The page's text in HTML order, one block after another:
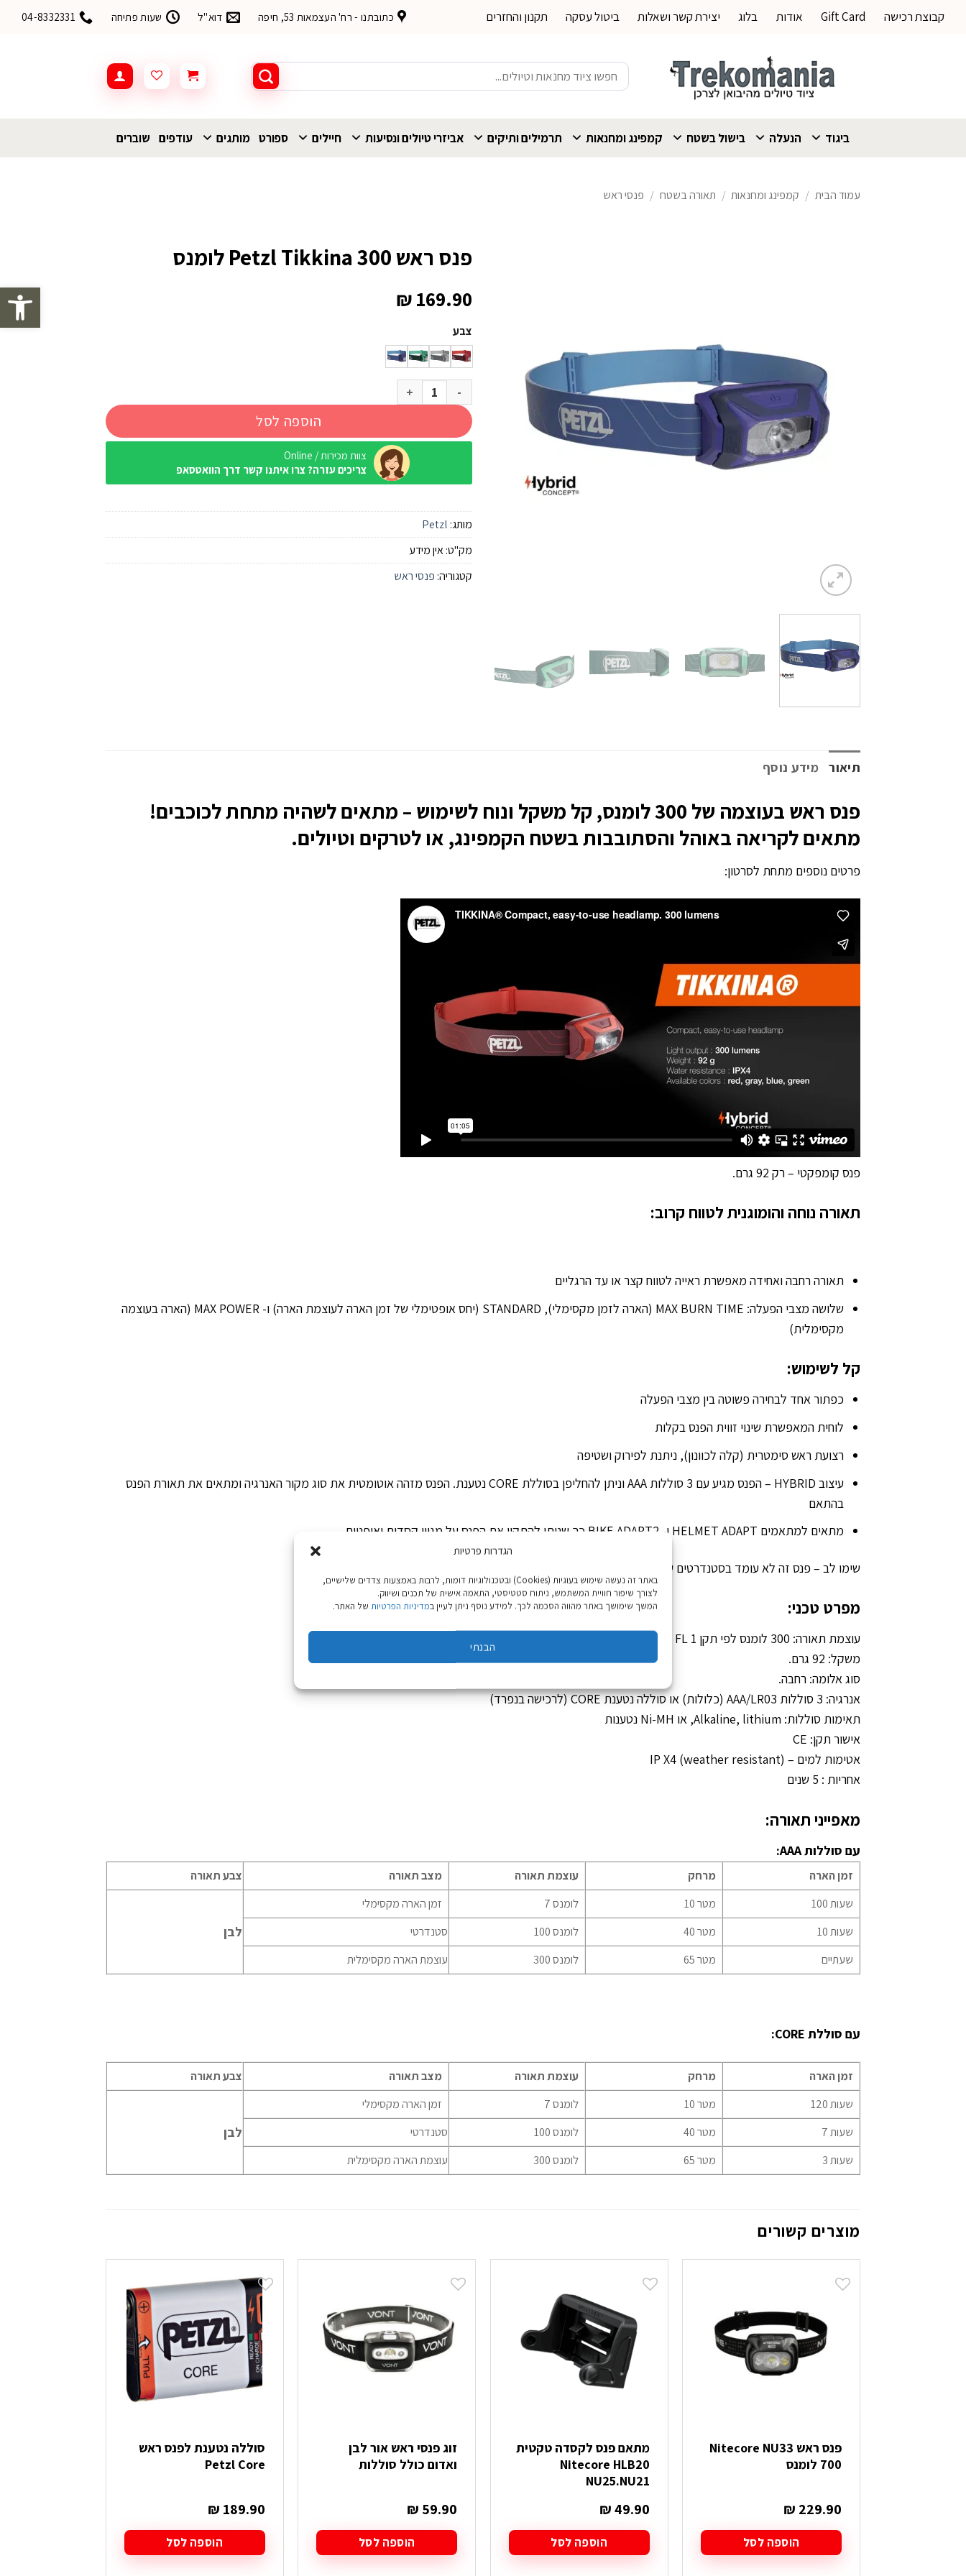
פתח
הגדרות פרטיות
באתר זה נעשה שימוש בעוגיות (Cookies) ובטכנולוגיות דומות, לרבות באמצעות צדדים שלישיים,
לצורך שיפור חוויית המשתמש, ניתוח סטטיסטי, התאמה אישית של תכנים ושיווק.
המשך שימושך באתר מהווה הסכמה לכך. למידע נוסף ניתן לעיין במדיניות הפרטיות של האתר.
הבנתי
קבוצת רכישה Gift Card אודות בלוג יצירת קשר ושאלות ביטול עסקה תקנון והחזרים כתובתנו - רח' העצמאות 53, חיפה דוא"ל שעות פתיחה 04-8332331
חיפוש
עבור:
ביגוד הנעלה בישול בשטח קמפינג ומחנאות תרמילים ותיקים אביזרי טיולים ונסיעות חיילים ספורט מותגים עודפים שוברים
עמוד הבית / קמפינג ומחנאות / תאורה בשטח / פנסי ראש
פנס ראש Petzl Tikkina 300 לומנס
₪169.90
צבע
כמות של פנס ראש Petzl Tikkina 300 לומנס
הוספה לסל
צוות מכירות / Online
צריכים עזרה? צרו איתנו קשר דרך הוואטסאפ
מותג: Petzl
מק"ט:אין מידע
קטגוריה: פנסי ראש
תיאור מידע נוסף
פנס ראש בעוצמה של 300 לומנס, קל משקל ונוח לשימוש – מתאים לשהיה מתחת לכוכבים!
מתאים לקריאה באוהל והסתובבות בשטח הקמפינג, או לטרקים וטיולים.
פרטים נוספים מתחת לסרטון:
פנס קומפקטי – רק 92 גרם.
תאורה נוחה והומוגנית לטווח קרוב:
תאורה רחבה ואחידה מאפשרת ראייה לטווח קצר או עד הרגליים
שלושה מצבי הפעלה: MAX BURN TIME (הארה לזמן מקסימלי), STANDARD (יחס אופטימלי של זמן הארה לעוצמת הארה) ו- MAX POWER (הארה בעוצמה
מקסימלית)
קל לשימוש:
כפתור אחד לבחירה פשוטה בין מצבי הפעלה
לוחית המאפשרת שינוי זווית הפנס בקלות
רצועת ראש סימטרית (קלה לכוונון), ניתנת לפירוק ושטיפה
עיצוב HYBRID – הפנס מגיע עם 3 סוללות AAA וניתן להחליפן בסוללת CORE נטענת. הפנס מזהה אוטומטית את סוג מקור האנרגיה ומתאים את תאורת הפנס
בהתאם
מתאים למתאמים HELMET ADAPT ו- BIKE ADAPT2 כך שניתן להתקין את הפנס על מגוון קסדות ואופניים.
שימו לב – פנס זה לא עומד בסטנדרטים של שימוש על כביש.
מפרט טכני:
עוצמת תאורה: 300 לומנס לפי תקן ANSI/PLATO FL 1
משקל: 92 גרם.
סוג אלומה: רחבה.
אנרגיה: 3 סוללות AAA/LR03 (כלולות) או סוללה נטענת CORE (לרכישה בנפרד)
תאימות סוללות: Alkaline, lithium, או Ni-MH נטענות
אישור תקן: CE
אטימות למים – (IP X4 (weather resistant
אחריות : 5 שנים
מאפייני תאורה:
עם סוללות AAA:
צבע תאורה מצב תאורה עוצמת תאורה מרחק זמן הארה
לבן
זמן הארה מקסימלי 7 לומנס 10 מטר
100 שעות
סטנדרטי
100 לומנס 40 מטר
10 שעות
עוצמת הארה מקסימלית
300 לומנס 65 מטר שעתיים
עם סוללת CORE:
צבע תאורה מצב תאורה עוצמת תאורה מרחק זמן הארה
לבן
זמן הארה מקסימלי 7 לומנס 10 מטר
120 שעות
סטנדרטי
100 לומנס 40 מטר
7 שעות
עוצמת הארה מקסימלית
300 לומנס 65 מטר 3 שעות
מוצרים קשורים
פנס ראש Nitecore NU33
700 לומנס
₪ 229.90
הוספה לסל
מתאם פנס לקסדה טקטית
Nitecore HLB20
NU25.NU21
₪49.90
הוספה לסל
זוג פנסי ראש אור לבן
ואדום כולל סוללות
₪ 59.90
הוספה לסל
סוללה נטענת לפנס ראש
Petzl Core
₪ 189.90
הוספה לסל